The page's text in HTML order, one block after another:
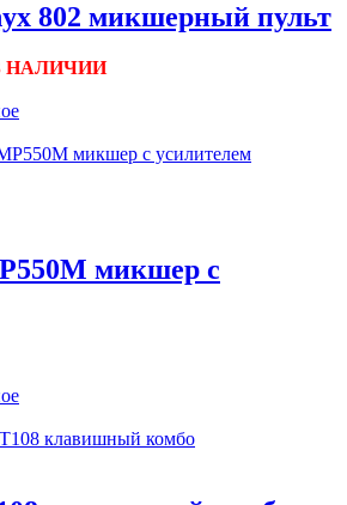
802 микшерный пульт
НАЛИЧИИ
микшер с